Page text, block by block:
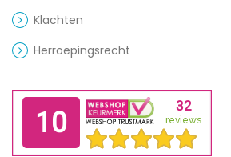
Klachten
Herroepingsrecht